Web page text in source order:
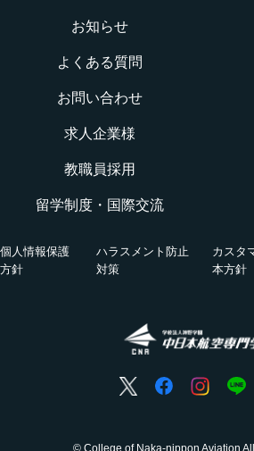
構造整備・製造コース
エアポートサービス科
グランドハンドリングコース
国際グランドハンドリング科
イベントカレンダー
オープンキャンパス
航空教室
オンライン相談会
大学か専門学校か
航空整備士になるには？
授業を動画チェック
活躍する卒業生
お知らせ
よくある質問
お問い合わせ
求人企業様
教職員採用
留学制度・国際交流
個人情報保護
方針
ハラスメント防止
対策
カスタ
本方針
© College of Naka-nippon Aviation